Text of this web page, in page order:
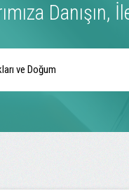
Danışın,